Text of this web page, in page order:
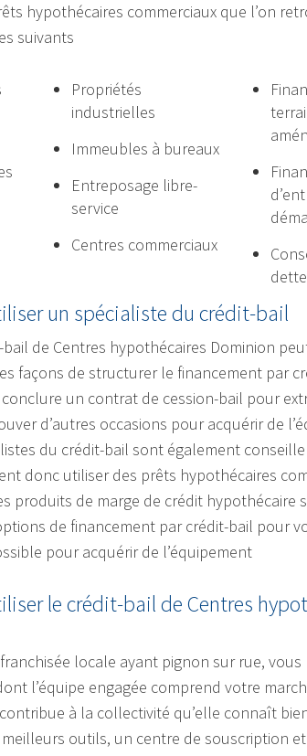
hypothécaires commerciaux que l’on
suivants
Propriétés
industrielles
Immeubles à bureaux
Entreposage libre-
service
Centres commerciaux
un spécialiste du crédit-bail
de Centres hypothécaires Dominion
façons de structurer le financement par
un contrat de cession-bail pour
d’autres occasions pour acquérir de
du crédit-bail sont également
donc utiliser des prêts hypothécaires
produits de marge de crédit hypothécaire
de financement par crédit-bail pour
pour acquérir de l’équipement
le crédit-bail de Centres
locale ayant pignon sur rue, vous
l’équipe engagée comprend votre
à la collectivité qu’elle connaît
outils, un centre de souscription